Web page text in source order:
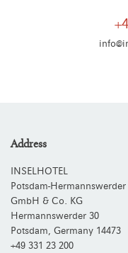
Address
INSELHOTEL
Potsdam-Hermannswerder
GmbH & Co. KG
Hermannswerder 30
Potsdam, Germany 14473
+49 331 23 200